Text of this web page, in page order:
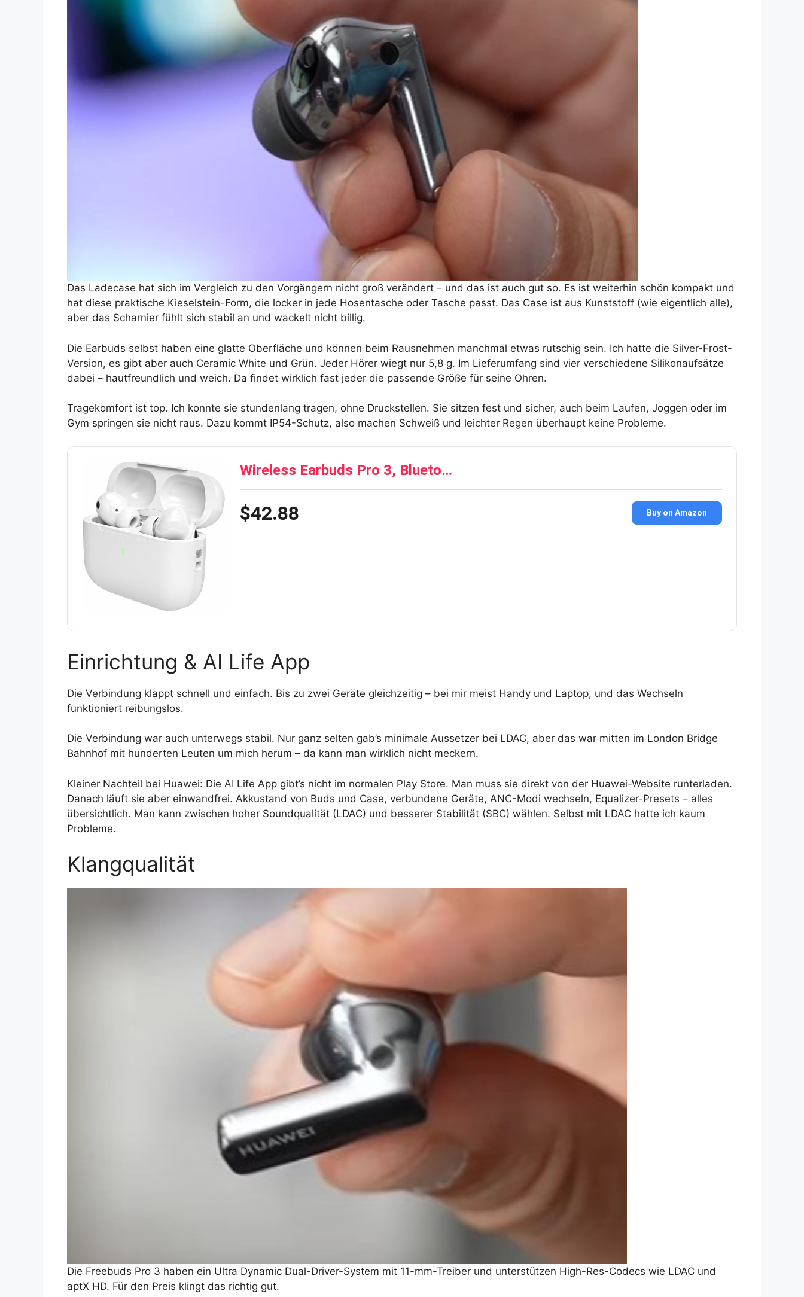
Das Ladecase hat sich im Vergleich zu den Vorgängern nicht groß verändert – und das ist auch gut so. Es ist weiterhin schön kompakt und
hat diese praktische Kieselstein-Form, die locker in jede Hosentasche oder Tasche passt. Das Case ist aus Kunststoff (wie eigentlich alle),
aber das Scharnier fühlt sich stabil an und wackelt nicht billig.
Die Earbuds selbst haben eine glatte Oberfläche und können beim Rausnehmen manchmal etwas rutschig sein. Ich hatte die Silver-Frost-
Version, es gibt aber auch Ceramic White und Grün. Jeder Hörer wiegt nur 5,8 g. Im Lieferumfang sind vier verschiedene Silikonaufsätze
dabei – hautfreundlich und weich. Da findet wirklich fast jeder die passende Größe für seine Ohren.
Tragekomfort ist top. Ich konnte sie stundenlang tragen, ohne Druckstellen. Sie sitzen fest und sicher, auch beim Laufen, Joggen oder im
Gym springen sie nicht raus. Dazu kommt IP54-Schutz, also machen Schweiß und leichter Regen überhaupt keine Probleme.
Wireless Earbuds Pro 3, Blueto…
$42.88 Buy on Amazon
Einrichtung & AI Life App
Die Verbindung klappt schnell und einfach. Bis zu zwei Geräte gleichzeitig – bei mir meist Handy und Laptop, und das Wechseln
funktioniert reibungslos.
Die Verbindung war auch unterwegs stabil. Nur ganz selten gab’s minimale Aussetzer bei LDAC, aber das war mitten im London Bridge
Bahnhof mit hunderten Leuten um mich herum – da kann man wirklich nicht meckern.
Kleiner Nachteil bei Huawei: Die AI Life App gibt’s nicht im normalen Play Store. Man muss sie direkt von der Huawei-Website runterladen.
Danach läuft sie aber einwandfrei. Akkustand von Buds und Case, verbundene Geräte, ANC-Modi wechseln, Equalizer-Presets – alles
übersichtlich. Man kann zwischen hoher Soundqualität (LDAC) und besserer Stabilität (SBC) wählen. Selbst mit LDAC hatte ich kaum
Probleme.
Klangqualität
Die Freebuds Pro 3 haben ein Ultra Dynamic Dual-Driver-System mit 11-mm-Treiber und unterstützen High-Res-Codecs wie LDAC und
aptX HD. Für den Preis klingt das richtig gut.